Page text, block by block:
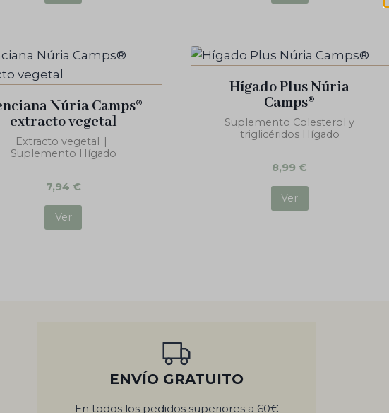
Núria Camps®
extracto vegetal
Extracto vegetal |
Suplemento Hígado
7,94 €
Ver
Hígado Plus Núria
Camps®
Suplemento Colesterol y
triglicéridos Hígado
8,99€
Ver
ENVÍO GRATUITO
En todos los pedidos superiores a 60€